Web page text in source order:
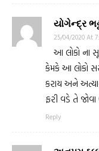
યોગેન્દ્ર
25/04/2020 At
આ લોકો ના
કેમકે આ લોકો
કરાય અને
ફરી વડે તે
Reply